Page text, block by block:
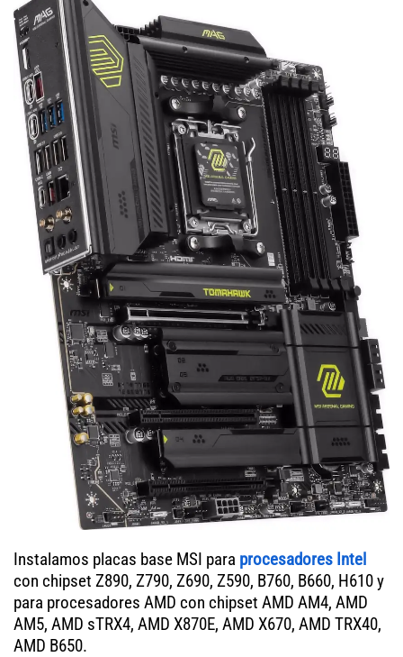
Instalamos placas base MSI para procesadores Intel
con chipset Z890, Z790, Z690, Z590, B760, B660, H610 y
para procesadores AMD con chipset AMD AM4, AMD
AM5, AMD sTRX4, AMD X870E, AMD X670, AMD TRX40,
AMD B650.